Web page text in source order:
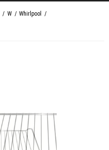
/ W / Whirlpool
/